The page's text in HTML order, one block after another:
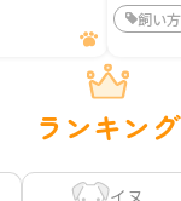
飼い方
ランキング
イヌ